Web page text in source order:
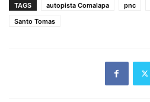
TAGS autopista Comalapa pnc
Santo Tomas